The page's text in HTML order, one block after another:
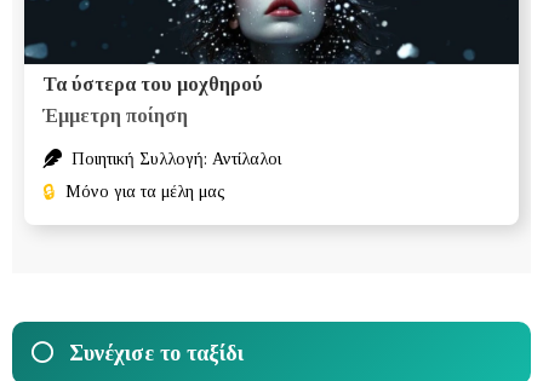
Τα ύστερα του μοχθηρού
Έμμετρη ποίηση
Ποιητική Συλλογή: Αντίλαλοι
🔒 Μόνο για τα μέλη μας
Συνέχισε το ταξίδι